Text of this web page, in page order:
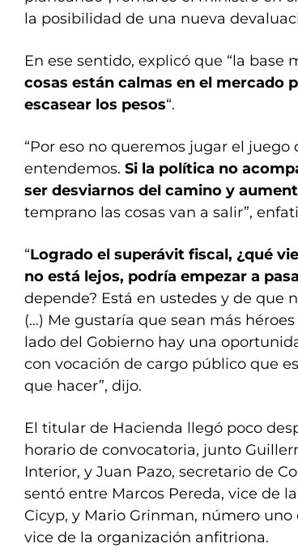
la posibilidad de una nueva
En ese sentido, explicó que “la base
cosas están calmas en el mercado
escasear los pesos“.
“Por eso no queremos jugar el
entendemos. Si la política no
ser desviarnos del camino y
temprano las cosas van a salir”,
“Logrado el superávit fiscal, ¿qué
no está lejos, podría empezar a
depende? Está en ustedes y de que
(…) Me gustaría que sean más
lado del Gobierno hay una
con vocación de cargo público que
que hacer”, dijo.
El titular de Hacienda llegó poco
horario de convocatoria, junto
Interior, y Juan Pazo, secretario de
sentó entre Marcos Pereda, vice de
Cicyp, y Mario Grinman, número
vice de la organización anfitriona.